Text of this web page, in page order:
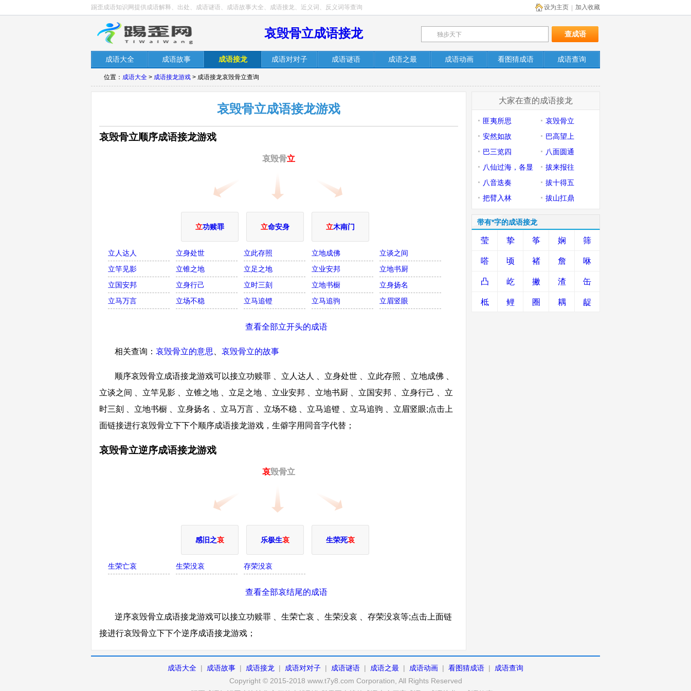
踢歪成语知识网提供成语解释、出处、成语谜语、成语故事大全、成语接龙、近义词、反义词等查询 加入收藏
设为主页
哀毁骨立成语接龙
成语大全 成语故事 成语接龙 成语对对子 成语谜语 成语之最 成语动画 看图猜成语 成语查询
位置： 成语大全 > 成语接龙游戏 > 成语接龙哀毁骨立查询
哀毁骨立成语接龙游戏
哀毁骨立顺序成语接龙游戏
哀毁骨立
立功赎罪 立命安身 立木南门
立人达人 立身处世 立此存照 立地成佛
立谈之间
立竿见影
立锥之地 立足之地 立业安邦
立地书厨
立国安邦
立身行己 立时三刻 立地书橱
立身扬名
立马万言
立场不稳 立马追镫 立马追驹 立眉竖眼
查看全部立开头的成语
相关查询： 哀毁骨立的意思 哀毁骨立的故事
顺序哀毁骨立成语接龙游戏可以接立功赎罪 、立人达人 、立身处世 、立此存照 、立地成佛 、
立谈之间 、立竿见影 、立锥之地 、立足之地 、立业安邦 、立地书厨 、立国安邦 、立身行己 、立
时三刻 、立地书橱 、立身扬名 、立马万言 、立场不稳 、立马追镫 、立马追驹 、立眉竖眼;点击上
面链接进行哀毁骨立下下个顺序成语接龙游戏，生僻字用同音字代替；
哀毁骨立逆序成语接龙游戏
哀毁骨立
感旧之哀 乐极生哀 生荣死哀
生荣亡哀 生荣没哀 存荣没哀
查看全部哀结尾的成语
逆序哀毁骨立成语接龙游戏可以接立功赎罪 、生荣亡哀 、生荣没哀 、存荣没哀等;点击上面链
接进行哀毁骨立下下个逆序成语接龙游戏；
大家在查的成语接龙
匪夷所思
哀毁骨立
安然如故
巴高望上
巴三览四
八面圆通
八仙过海，各显
神通
拔来报往
八音迭奏
拔十得五
把臂入林
拔山扛鼎
带有*字的成语接龙
莹 挚 筝 娴 筛
嗒 顷 褚 詹 咻
凸 屹 撇 渣 缶
柢 鲤 圈 耦 龊
成语大全 | 成语故事 | 成语接龙 | 成语对对子 | 成语谜语 | 成语之最 | 成语动画 | 看图猜成语 |
成语查询
Copyright © 2015-2018 www.t7y8.com Corporation, All Rights Reserved